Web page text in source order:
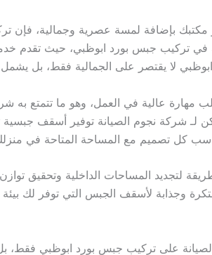
بإضافة لمسة عصرية وجمالية، فإن
تركيب جبس بورد ابوظبي، حيث تقدم
لا يقتصر على الجمالية فقط، بل
عالية في العمل، وهو ما تتمتع به
لـ شركة نجوم الصيانة توفير أسقف
كل تصميم مع المساحة المتاحة في
لتجديد المساحات الداخلية وتحقيق
وجذابة لأسقف الجبس التي توفر لك
على تركيب جبس بورد ابوظبي فقط،